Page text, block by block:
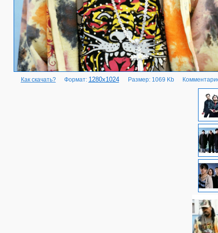
Как скачать? Формат: 1280x1024 Размер: 1069 Kb